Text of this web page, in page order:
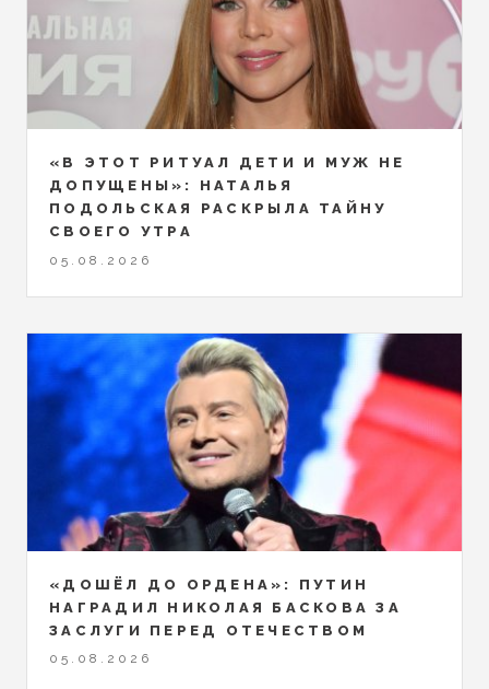
«В ЭТОТ РИТУАЛ ДЕТИ И МУЖ НЕ
ДОПУЩЕНЫ»: НАТАЛЬЯ
ПОДОЛЬСКАЯ РАСКРЫЛА ТАЙНУ
СВОЕГО УТРА
05.08.2026
«ДОШЁЛ ДО ОРДЕНА»: ПУТИН
НАГРАДИЛ НИКОЛАЯ БАСКОВА ЗА
ЗАСЛУГИ ПЕРЕД ОТЕЧЕСТВОМ
05.08.2026